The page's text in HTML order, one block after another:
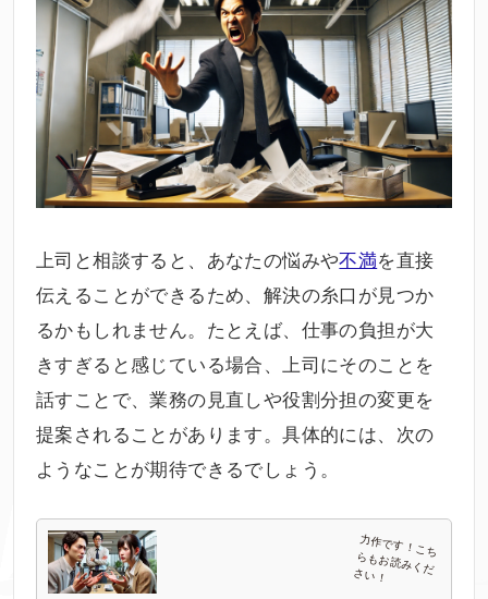
上司と相談すると、あなたの悩みや不満を直接
伝えることができるため、解決の糸口が見つか
るかもしれません。たとえば、仕事の負担が大
きすぎると感じている場合、上司にそのことを
話すことで、業務の見直しや役割分担の変更を
提案されることがあります。具体的には、次の
ようなことが期待できるでしょう。